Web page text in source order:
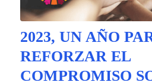
2023, UN AÑO
REFORZAR EL
COMPROMISO